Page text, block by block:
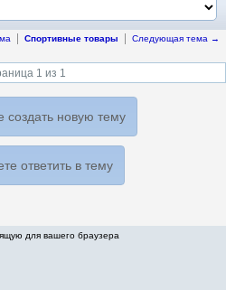
Спортивные товары Следующая тема →
1 из 1
создать новую тему
ответить в тему
для вашего браузера